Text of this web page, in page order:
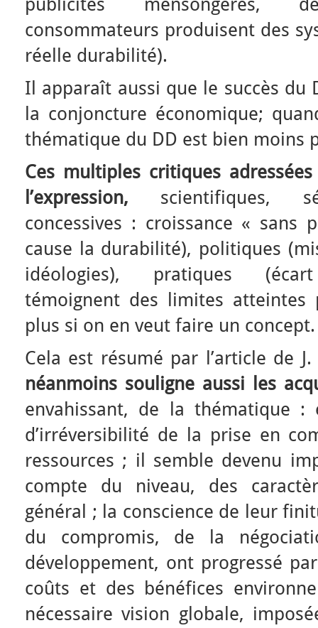
publicités mensongères,
consommateurs produisent des
réelle durabilité).
Il apparaît aussi que le succès du
la conjoncture économique;
thématique du DD est bien moins
Ces multiples critiques
l’expression, scientifiques,
concessives : croissance «
cause la durabilité), politiques
idéologies), pratiques (écart
témoignent des limites atteintes
plus si on en veut faire un concept.
Cela est résumé par l’article de
néanmoins souligne aussi les
envahissant, de la thématique
d’irréversibilité de la prise en
ressources ; il semble devenu
compte du niveau, des
général ; la conscience de leur
du compromis, de la
développement, ont progressé
coûts et des bénéfices
nécessaire vision globale,